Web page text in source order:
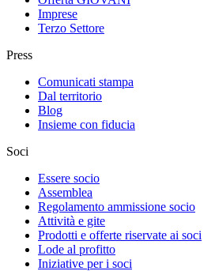
Imprese
Terzo Settore
Press
Comunicati stampa
Dal territorio
Blog
Insieme con fiducia
Soci
Essere socio
Assemblea
Regolamento ammissione socio
Attività e gite
Prodotti e offerte riservate ai soci
Lode al profitto
Iniziative per i soci